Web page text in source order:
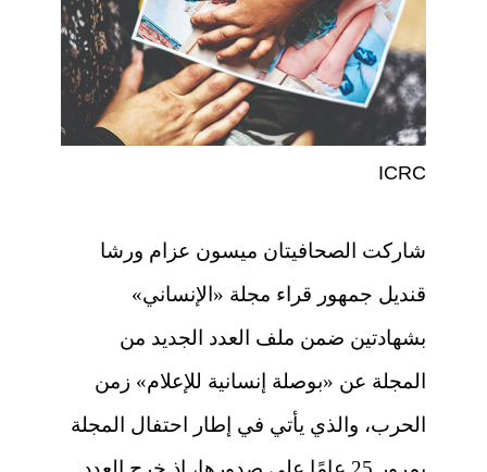
ICRC
شاركت الصحافيتان ميسون عزام ورشا
قنديل جمهور قراء مجلة «الإنساني»
بشهادتين ضمن ملف العدد الجديد من
المجلة عن «بوصلة إنسانية للإعلام» زمن
الحرب، والذي يأتي في إطار احتفال المجلة